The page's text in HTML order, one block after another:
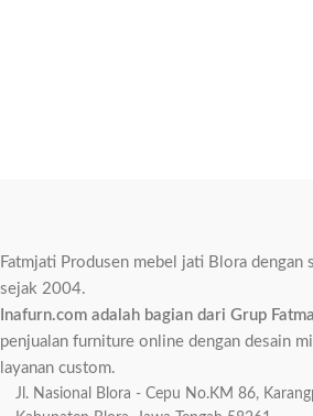
Fatmjati Produsen mebel jati Blora dengan
sejak 2004.
Inafurn.com adalah bagian dari Grup
penjualan furniture online dengan desain
layanan custom.
Jl. Nasional Blora - Cepu No.KM 86,